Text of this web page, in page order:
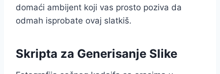
domaći ambijent koji vas prosto poziva da
odmah isprobate ovaj slatkiš.
Skripta za Generisanje Slike